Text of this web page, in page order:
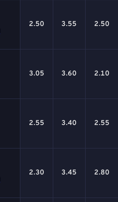
2.50 3.55 2.50
3.05 3.60 2.10
2.55 3.40 2.55
2.30 3.45 2.80